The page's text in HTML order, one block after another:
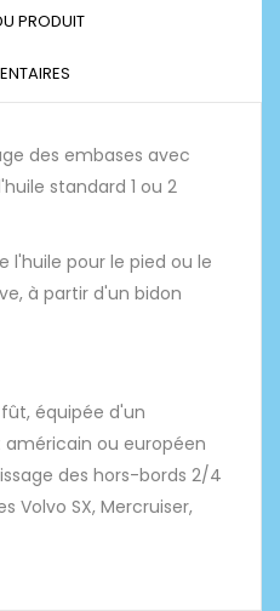
PRODUIT
des embases avec
standard 1 ou 2
l'huile pour le pied ou le
à partir d'un bidon
équipée d'un
ou européen
des hors-bords 2/4
Volvo SX, Mercruiser,